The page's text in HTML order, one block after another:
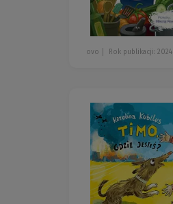
ovo Rok publikacji: 2024